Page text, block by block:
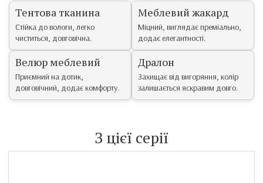
Тентова тканина
Стійка до вологи, легко
чиститься, довговічна.
Меблевий жакард
Міцний, виглядає преміально,
додає елегантності.
Велюр меблевий
Приємний на дотик,
довговічний, додає комфорту.
Дралон
Захищає від вигоряння, колір
залишається яскравим довго.
З цієї серії